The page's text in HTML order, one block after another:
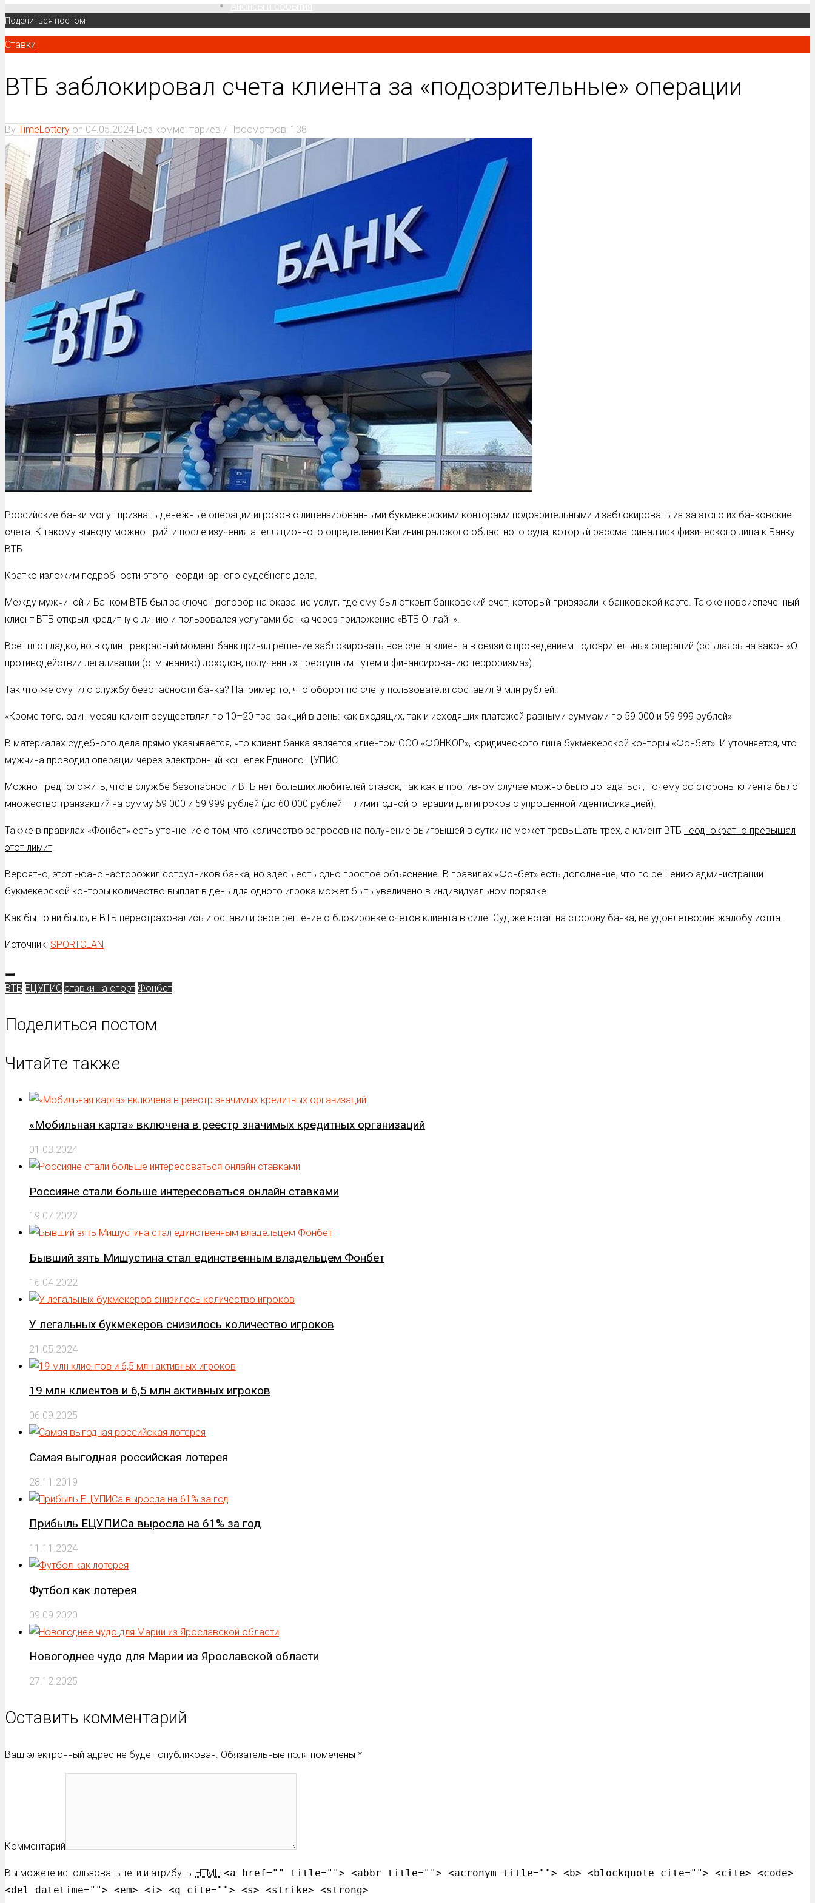
Поделиться постом
Ставки
ВТБ заблокировал счета клиента за «подозрительные» операции
By TimeLottery on 04.05.2024 Без комментариев / Просмотров: 138
Российские банки могут признать денежные операции игроков с лицензированными букмекерскими конторами подозрительными и заблокировать из-за этого их банковские
счета. К такому выводу можно прийти после изучения апелляционного определения Калининградского областного суда, который рассматривал иск физического лица к Банку
ВТБ.
Кратко изложим подробности этого неординарного судебного дела.
Между мужчиной и Банком ВТБ был заключен договор на оказание услуг, где ему был открыт банковский счет, который привязали к банковской карте. Также новоиспеченный
клиент ВТБ открыл кредитную линию и пользовался услугами банка через приложение «ВТБ Онлайн».
Все шло гладко, но в один прекрасный момент банк принял решение заблокировать все счета клиента в связи с проведением подозрительных операций (ссылаясь на закон «О
противодействии легализации (отмыванию) доходов, полученных преступным путем и финансированию терроризма»).
Так что же смутило службу безопасности банка? Например то, что оборот по счету пользователя составил 9 млн рублей.
«Кроме того, один месяц клиент осуществлял по 10–20 транзакций в день: как входящих, так и исходящих платежей равными суммами по 59 000 и 59 999 рублей»
В материалах судебного дела прямо указывается, что клиент банка является клиентом ООО «ФОНКОР», юридического лица букмекерской конторы «Фонбет». И уточняется, что
мужчина проводил операции через электронный кошелек Единого ЦУПИС.
Можно предположить, что в службе безопасности ВТБ нет больших любителей ставок, так как в противном случае можно было догадаться, почему со стороны клиента было
множество транзакций на сумму 59 000 и 59 999 рублей (до 60 000 рублей — лимит одной операции для игроков с упрощенной идентификацией).
Также в правилах «Фонбет» есть уточнение о том, что количество запросов на получение выигрышей в сутки не может превышать трех, а клиент ВТБ неоднократно превышал
этот лимит.
Вероятно, этот нюанс насторожил сотрудников банка, но здесь есть одно простое объяснение. В правилах «Фонбет» есть дополнение, что по решению администрации
букмекерской конторы количество выплат в день для одного игрока может быть увеличено в индивидуальном порядке.
Как бы то ни было, в ВТБ перестраховались и оставили свое решение о блокировке счетов клиента в силе. Суд же встал на сторону банка, не удовлетворив жалобу истца.
Источник: SPORTCLAN
ВТБ ЕЦУПИС ставки на спорт Фонбет
Поделиться постом
Читайте также
«Мобильная карта» включена в реестр значимых кредитных организаций
01.03.2024
Россияне стали больше интересоваться онлайн ставками
19.07.2022
Бывший зять Мишустина стал единственным владельцем Фонбет
16.04.2022
У легальных букмекеров снизилось количество игроков
21.05.2024
19 млн клиентов и 6,5 млн активных игроков
06.09.2025
Самая выгодная российская лотерея
28.11.2019
Прибыль ЕЦУПИСа выросла на 61% за год
11.11.2024
Футбол как лотерея
09.09.2020
Новогоднее чудо для Марии из Ярославской области
27.12.2025
Оставить комментарий
Ваш электронный адрес не будет опубликован. Обязательные поля помечены *
Комментарий
Вы можете использовать теги и атрибуты HTML: <a href="" title=""> <abbr title=""> <acronym title=""> <b> <blockquote cite=""> <cite> <code>
<del datetime=""> <em> <i> <q cite=""> <s> <strike> <strong>